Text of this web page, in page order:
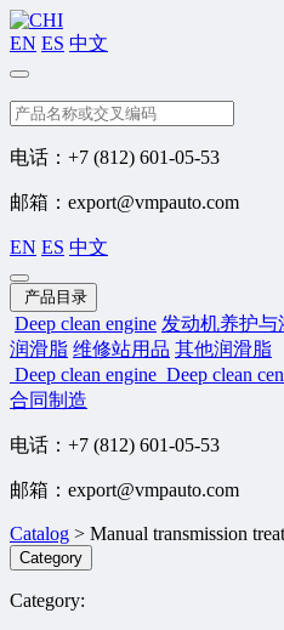
EN ES 中文
搜索
电话：+7 (812) 601-05-53
邮箱：export@vmpauto.com
EN ES 中文
产品目录
Deep clean engine 发动机养护与
润滑脂 维修站用品 其他润滑脂
Deep clean engine Deep clean
合同制造
电话：+7 (812) 601-05-53
邮箱：export@vmpauto.com
Catalog > Manual transmission
Category
Category: